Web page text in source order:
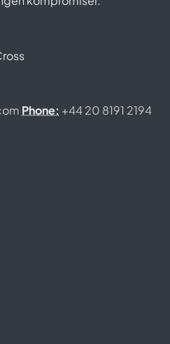
Phone: +44 20 8191 2194